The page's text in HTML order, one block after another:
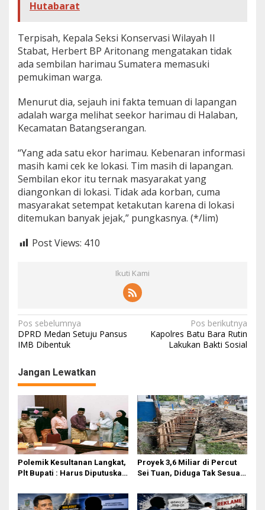
Hutabarat
Terpisah, Kepala Seksi Konservasi Wilayah II
Stabat, Herbert BP Aritonang mengatakan tidak
ada sembilan harimau Sumatera memasuki
pemukiman warga.
Menurut dia, sejauh ini fakta temuan di lapangan
adalah warga melihat seekor harimau di Halaban,
Kecamatan Batangserangan.
“Yang ada satu ekor harimau. Kebenaran informasi
masih kami cek ke lokasi. Tim masih di lapangan.
Sembilan ekor itu ternak masyarakat yang
diangonkan di lokasi. Tidak ada korban, cuma
masyarakat setempat ketakutan karena di lokasi
ditemukan banyak jejak,” pungkasnya. (*/lim)
Post Views: 410
Ikuti Kami
N
a
i
g
a
s
i
p
o
s
Pos sebelumnya
DPRD Medan Setuju Pansus
IMB Dibentuk
Pos berikutnya
Kapolres Batu Bara Rutin
Lakukan Bakti Sosial
Jangan Lewatkan
Polemik Kesultanan Langkat,
Plt Bupati : Harus Diputuskan
Dialog
Proyek 3,6 Miliar di Percut
Sei Tuan, Diduga Tak Sesuai
Nama Pengawas Tidak
Tercantum di Papan